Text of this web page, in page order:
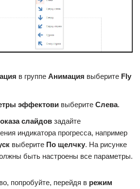
в группе Анимация выберите Fly
эффектови выберите Слева.
слайдов задайте
индикатора прогресса, например
выберите По щелчку. На рисунке
быть настроены все параметры.
попробуйте, перейдя в режим